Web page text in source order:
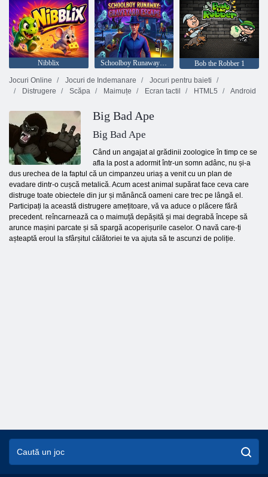
Nibblix Schoolboy Runaway: Graveyard Escape
Bob the Robber 1
Jocuri Online
Jocuri de Indemanare
Jocuri pentru baieti
Distrugere
Scăpa Maimuțe Ecran tactil HTML5 Android
Big Bad Ape
Big Bad Ape
Când un angajat al grădinii zoologice în timp ce se
afla la post a adormit într-un somn adânc, nu și-a
dus urechea de la faptul că un cimpanzeu uriaș a venit cu un plan de
evadare dintr-o cușcă metalică. Acum acest animal supărat face ceva care
distruge toate obiectele din jur și mănâncă oameni care trec pe lângă el.
Participați la această distrugere amețitoare, vă va aduce o plăcere fără
precedent. reîncarnează ca o maimuță depășită și mai degrabă începe să
arunce mașini parcate și să spargă acoperișurile caselor. O navă care-ți
așteaptă eroul la sfârșitul călătoriei te va ajuta să te ascunzi de poliție.